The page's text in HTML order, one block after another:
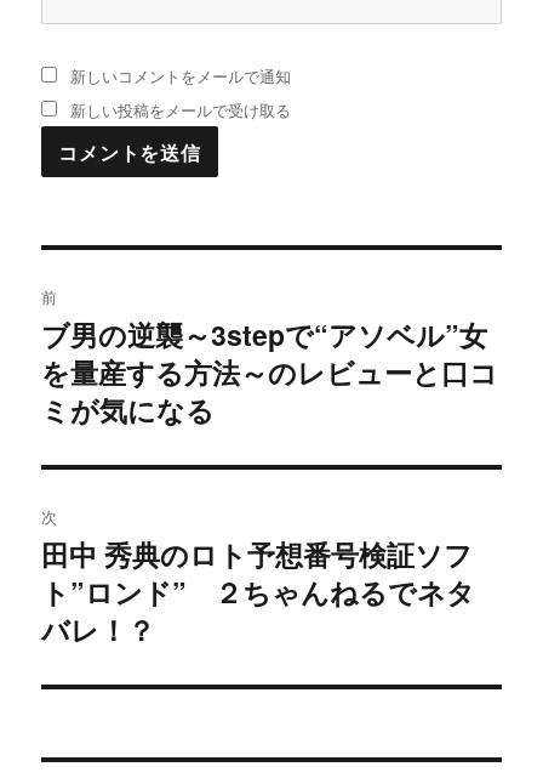
新しいコメントをメールで通知
新しい投稿をメールで受け取る
稿
ナ
ビ
ゲ
ー
シ
ョ
ン
前
過
去
の
稿:
ブ男の逆襲～3stepで“アソベル”女
を量産する方法～のレビューと口コ
ミが気になる
次
次
の
投
田中 秀典のロト予想番号検証ソフ
ト”ロンド” ２ちゃんねるでネタ
バレ！？